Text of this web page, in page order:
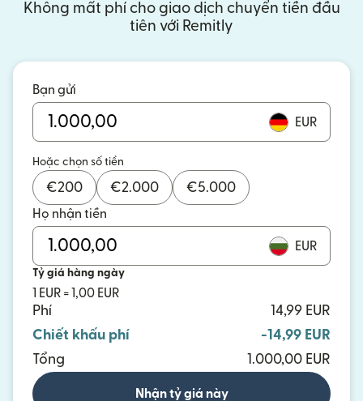
Không mất phí cho giao dịch chuyển tiền đầu
tiên với Remitly
Bạn gửi
EUR
Hoặc chọn số tiền
€200 €2.000 €5.000
Họ nhận tiền
EUR
Tỷ giá hàng ngày
1 EUR = 1,00 EUR
Phí
14,99 EUR
Chiết khấu phí
-14,99 EUR
Tổng
1.000,00 EUR
Nhận tỷ giá này